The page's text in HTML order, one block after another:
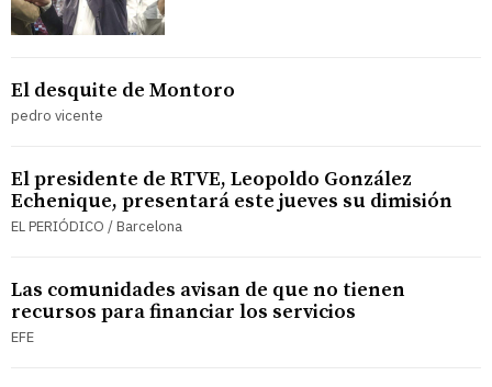
El desquite de Montoro
pedro vicente
El presidente de RTVE, Leopoldo González
Echenique, presentará este jueves su dimisión
EL PERIÓDICO / Barcelona
Las comunidades avisan de que no tienen
recursos para financiar los servicios
EFE